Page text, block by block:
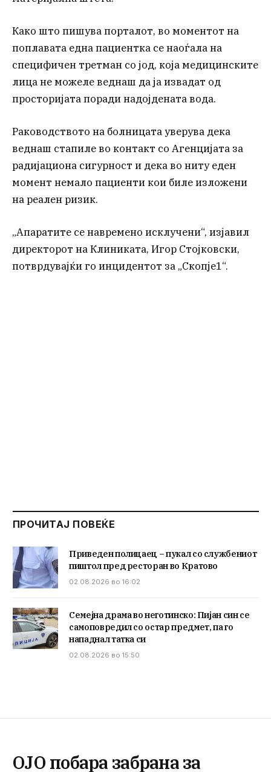
Како што пишува порталот, во моментот на
поплавата една пациентка се наоѓала на
специфичен третман со јод, која медицинските
лица не можеле веднаш да ја извадат од
просторијата поради надојдената вода.
Раководството на болницата уверува дека
веднаш стапиле во контакт со Агенцијата за
радијациона сигурност и дека во ниту еден
момент немало пациенти кои биле изложени
на реален ризик.
„Апаратите се навремено исклучени“, изјавил
директорот на Клиниката, Игор Стојковски,
потврдувајќи го инцидентот за „Скопје1“.
ПРОЧИТАЈ ПОВЕЌЕ
Приведен полицаец – пукал со службениот
пиштол пред ресторан во Кратово
02.08.2026 во 16:02
Семејна драма во неготинско: Пијан син се
самоповредил со остар предмет, па го
нападнал татка си
02.08.2026 во 15:50
ОЈО побара забрана за